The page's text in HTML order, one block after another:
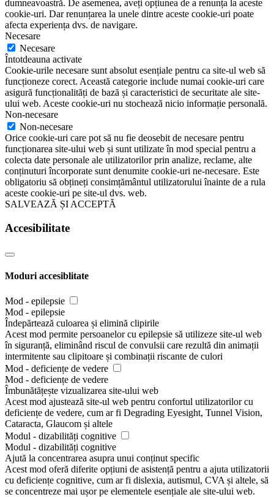
dumneavoastră. De asemenea, aveți opțiunea de a renunța la aceste
cookie-uri. Dar renunțarea la unele dintre aceste cookie-uri poate
afecta experiența dvs. de navigare.
Necesare
Necesare
Întotdeauna activate
Cookie-urile necesare sunt absolut esențiale pentru ca site-ul web să
funcționeze corect. Această categorie include numai cookie-uri care
asigură funcționalități de bază și caracteristici de securitate ale site-
ului web. Aceste cookie-uri nu stochează nicio informație personală.
Non-necesare
Non-necesare
Orice cookie-uri care pot să nu fie deosebit de necesare pentru
funcționarea site-ului web și sunt utilizate în mod special pentru a
colecta date personale ale utilizatorilor prin analize, reclame, alte
conținuturi încorporate sunt denumite cookie-uri ne-necesare. Este
obligatoriu să obțineți consimțământul utilizatorului înainte de a rula
aceste cookie-uri pe site-ul dvs. web.
SALVEAZĂ ȘI ACCEPTĂ
Accesibilitate
Moduri accesiblitate
Mod - epilepsie
Mod - epilepsie
Îndepărtează culoarea și elimină clipirile
Acest mod permite persoanelor cu epilepsie să utilizeze site-ul web
în siguranță, eliminând riscul de convulsii care rezultă din animații
intermitente sau clipitoare și combinații riscante de culori
Mod - deficiențe de vedere
Mod - deficiențe de vedere
Îmbunătățește vizualizarea site-ului web
Acest mod ajustează site-ul web pentru confortul utilizatorilor cu
deficiențe de vedere, cum ar fi Degrading Eyesight, Tunnel Vision,
Cataracta, Glaucom și altele
Modul - dizabilități cognitive
Modul - dizabilități cognitive
Ajută la concentrarea asupra unui conținut specific
Acest mod oferă diferite opțiuni de asistență pentru a ajuta utilizatorii
cu deficiențe cognitive, cum ar fi dislexia, autismul, CVA și altele, să
se concentreze mai ușor pe elementele esențiale ale site-ului web.